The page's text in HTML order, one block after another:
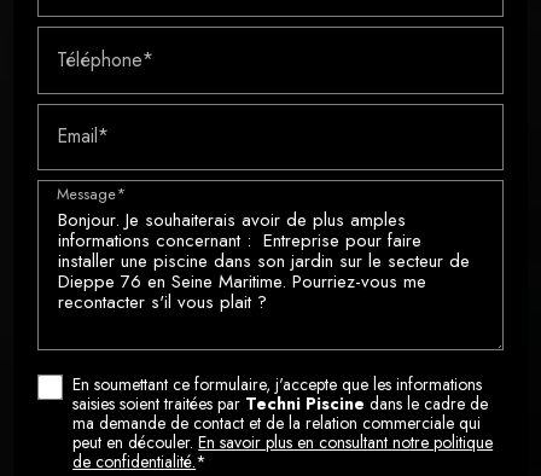
Téléphone*
Email*
Message*
En soumettant ce formulaire, j'accepte que les informations
saisies soient traitées par Techni Piscine dans le cadre de
ma demande de contact et de la relation commerciale qui
peut en découler.En savoir plus en consultant notre politique
de confidentialité.*